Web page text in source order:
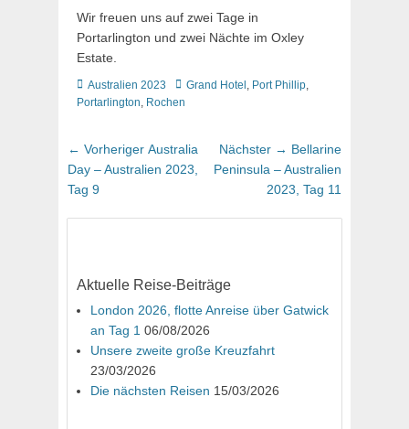
Wir freuen uns auf zwei Tage in
Portarlington und zwei Nächte im Oxley
Estate.
Kategorien
Australien 2023 Schlagworte
Grand Hotel , Port Phillip,
Portarlington, Rochen
Beitragsnavigation
← Vorheriger Vorheriger
Beitrag:
Australia
Day – Australien 2023,
Tag 9
Nächster → Nächster
Beitrag:
Bellarine
Peninsula – Australien
2023, Tag 11
Aktuelle Reise-Beiträge
London 2026, flotte Anreise über Gatwick
an Tag 1 06/08/2026
Unsere zweite große Kreuzfahrt
23/03/2026
Die nächsten Reisen 15/03/2026